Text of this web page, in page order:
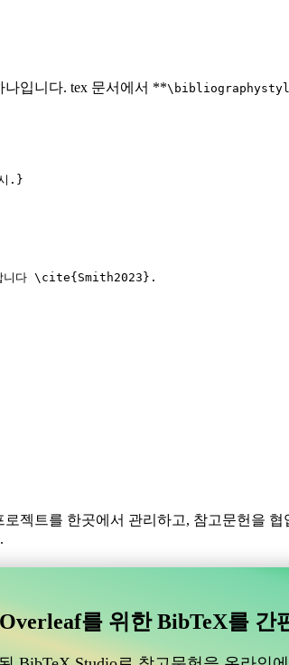
나입니다. tex 문서에서 **
.}
다 \cite{ Smith2023 }.
로젝트를 한곳에서 관리하고, 참고문헌을 협
구를 찾고 계신가요?
도구를 찾고 계신가요?”
도구를 찾고 있다면, CiteDrive가 완벽할
를 위한 BibTeX를 간